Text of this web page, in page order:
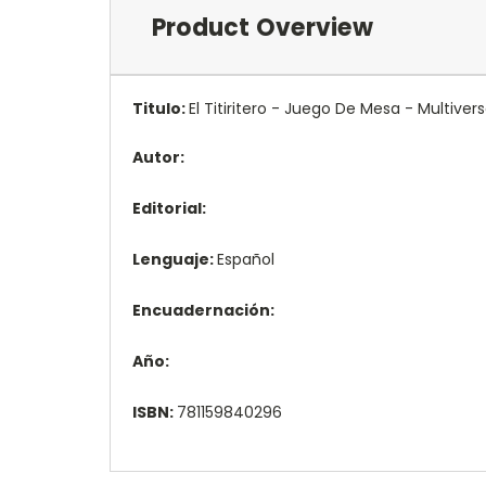
Product Overview
Titulo:El Titiritero - Juego De Mesa -
Autor:
Editorial:
Lenguaje:Español
Encuadernación:
Año:
ISBN: 781159840296